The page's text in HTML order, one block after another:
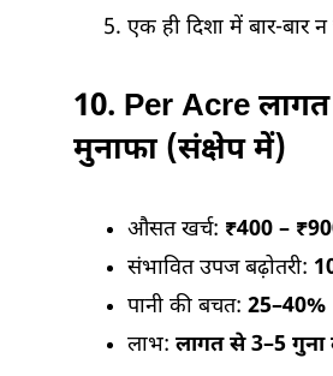
एक ही दिशा में बार-बार
10. Per Acre
मुनाफा (संक्षेप में)
औसत खर्च: ₹400 –
संभावित उपज बढ़ोतरी:
पानी की बचत: 25–40%
लाभ: लागत से 3–5 गुना